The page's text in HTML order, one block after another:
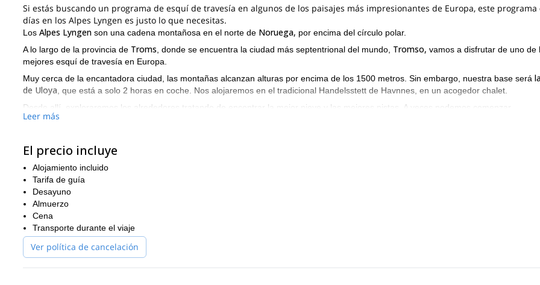
Si estás buscando un programa de esquí de travesía en algunos de los paisajes más impresionantes de Europa, este programa
días en los Alpes Lyngen es justo lo que necesitas.
Los Alpes Lyngen son una cadena montañosa en el norte de Noruega, por encima del círculo polar.
A lo largo de la provincia de Troms , donde se encuentra la ciudad más septentrional del mundo, Tromso, vamos a disfrutar de uno de
mejores esquí de travesía en Europa.
Muy cerca de la encantadora ciudad, las montañas alcanzan alturas por encima de los 1500 metros. Sin embargo, nuestra base será
de Uloya , que está a solo 2 horas en coche. Nos alojaremos en el tradicional Handelsstett de Havnnes, en un acogedor chalet.
Desde allí, exploraremos los alrededores tratando de encontrar la mejor nieve y las mejores pistas. A veces podemos comenzar
directamente con pieles desde el chalet, mientras que otros días podemos usar un bote para llegar a una bahía tranquila para iniciar
Sin embargo, uno de los puntos destacados de la semana será el esquí de travesía en la
de gran esquí con vistas espectaculares hacia los profundos fiordos azules. ¡Puedes pasar fácilmente toda tu vida aquí explorando
posibles excursiones de esquí de travesía!
Por favor, contáctame si quieres unirte a mí para una increíble semana de esquí de travesía en Noruega. ¡Estaré encantado de
los mejores lugares allí!
Leer más
El precio incluye
Alojamiento incluido
Tarifa de guía
Desayuno
Almuerzo
Cena
Transporte durante el viaje
Ver política de cancelación